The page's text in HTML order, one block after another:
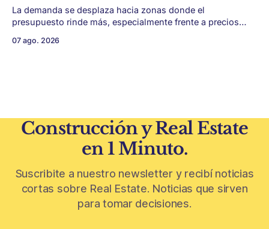
La demanda se desplaza hacia zonas donde el
presupuesto rinde más, especialmente frente a precios
Conurbano vuelve a ganar protagonismo en el mapa
07 ago. 2026
Construcción y Real Estate
en 1 Minuto.
Suscribite a nuestro newsletter y recibí noticias
cortas sobre Real Estate. Noticias que sirven
para tomar decisiones.